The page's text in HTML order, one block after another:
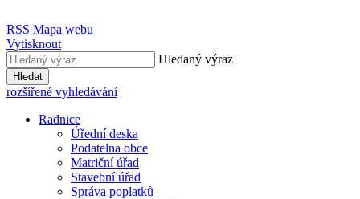
RSS Mapa webu
Vytisknout
Hledaný výraz
Hledat
rozšířené vyhledávání
Radnice
Úřední deska
Podatelna obce
Matriční úřad
Stavební úřad
Správa poplatků